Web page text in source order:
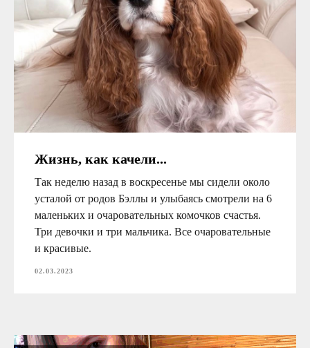
Жизнь, как качели...
Так неделю назад в воскресенье мы сидели около
усталой от родов Бэллы и улыбаясь смотрели на 6
маленьких и очаровательных комочков счастья.
Три девочки и три мальчика. Все очаровательные
и красивые.
02.03.2023